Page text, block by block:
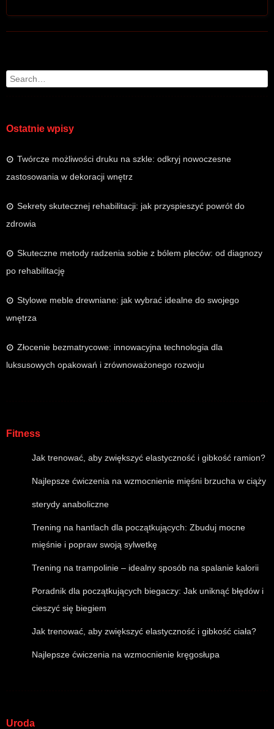
Search
Ostatnie wpisy
Twórcze możliwości druku na szkle: odkryj nowoczesne
zastosowania w dekoracji wnętrz
Sekrety skutecznej rehabilitacji: jak przyspieszyć powrót do
zdrowia
Skuteczne metody radzenia sobie z bólem pleców: od diagnozy
po rehabilitację
Stylowe meble drewniane: jak wybrać idealne do swojego
wnętrza
Złocenie bezmatrycowe: innowacyjna technologia dla
luksusowych opakowań i zrównoważonego rozwoju
Fitness
Jak trenować, aby zwiększyć elastyczność i gibkość ramion?
Najlepsze ćwiczenia na wzmocnienie mięśni brzucha w ciąży
sterydy anaboliczne
Trening na hantlach dla początkujących: Zbuduj mocne
mięśnie i popraw swoją sylwetkę
Trening na trampolinie – idealny sposób na spalanie kalorii
Poradnik dla początkujących biegaczy: Jak uniknąć błędów i
cieszyć się biegiem
Jak trenować, aby zwiększyć elastyczność i gibkość ciała?
Najlepsze ćwiczenia na wzmocnienie kręgosłupa
Uroda